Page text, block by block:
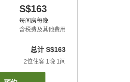
S$163
每间房每晚
含税费及其他费用
总计 S$163
2位住客 1晚 1间